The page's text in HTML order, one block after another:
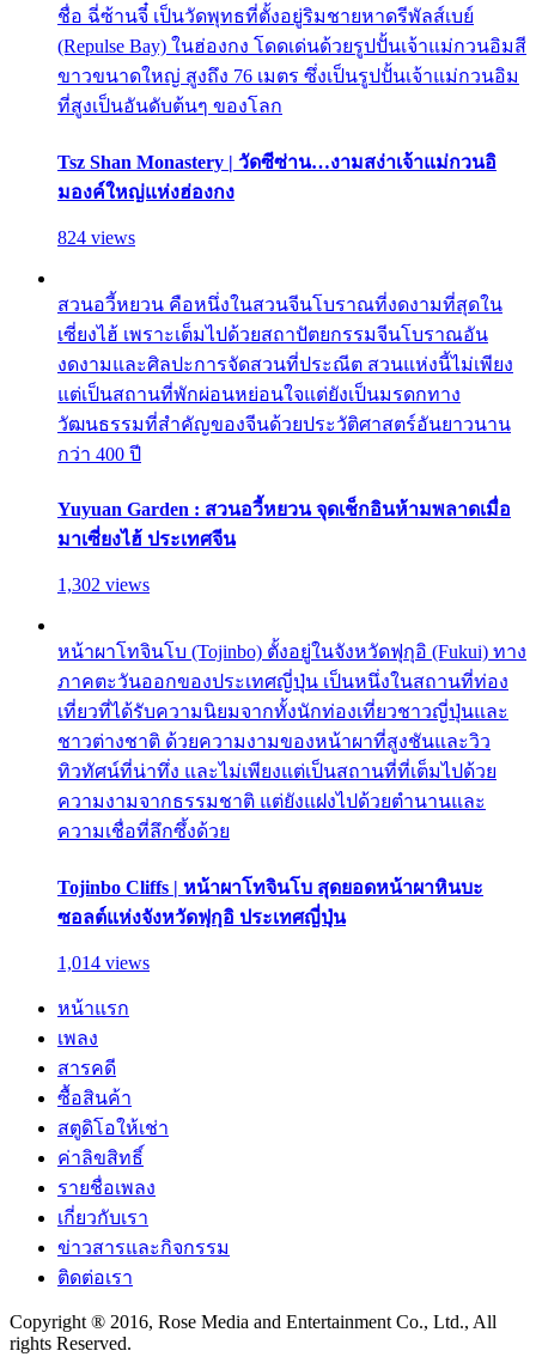
ชื่อ ฉี่ซ้านจี๋ เป็นวัดพุทธที่ตั้งอยู่ริมชายหาดรีพัลส์เบย์
(Repulse Bay) ในฮ่องกง โดดเด่นด้วยรูปปั้นเจ้าแม่กวนอิมสี
ขาวขนาดใหญ่ สูงถึง 76 เมตร ซึ่งเป็นรูปปั้นเจ้าแม่กวนอิม
ที่สูงเป็นอันดับต้นๆ ของโลก
Tsz Shan Monastery | วัดซีซ่าน…งามสง่าเจ้าแม่กวนอิ
มองค์ใหญ่แห่งฮ่องกง
824 views
สวนอวี้หยวน คือหนึ่งในสวนจีนโบราณที่งดงามที่สุดใน
เซี่ยงไฮ้ เพราะเต็มไปด้วยสถาปัตยกรรมจีนโบราณอัน
งดงามและศิลปะการจัดสวนที่ประณีต สวนแห่งนี้ไม่เพียง
แต่เป็นสถานที่พักผ่อนหย่อนใจแต่ยังเป็นมรดกทาง
วัฒนธรรมที่สำคัญของจีนด้วยประวัติศาสตร์อันยาวนาน
กว่า 400 ปี
Yuyuan Garden : สวนอวี้หยวน จุดเช็กอินห้ามพลาดเมื่อ
มาเซี่ยงไฮ้ ประเทศจีน
1,302 views
หน้าผาโทจินโบ (Tojinbo) ตั้งอยู่ในจังหวัดฟุกุอิ (Fukui) ทาง
ภาคตะวันออกของประเทศญี่ปุ่น เป็นหนึ่งในสถานที่ท่อง
เที่ยวที่ได้รับความนิยมจากทั้งนักท่องเที่ยวชาวญี่ปุ่นและ
ชาวต่างชาติ ด้วยความงามของหน้าผาที่สูงชันและวิว
ทิวทัศน์ที่น่าทึ่ง และไม่เพียงแต่เป็นสถานที่ที่เต็มไปด้วย
ความงามจากธรรมชาติ แต่ยังแฝงไปด้วยตำนานและ
ความเชื่อที่ลึกซึ้งด้วย
Tojinbo Cliffs | หน้าผาโทจินโบ สุดยอดหน้าผาหินบะ
ซอลต์แห่งจังหวัดฟุกุอิ ประเทศญี่ปุ่น
1,014 views
หน้าแรก
เพลง
สารคดี
ซื้อสินค้า
สตูดิโอให้เช่า
ค่าลิขสิทธิ์
รายชื่อเพลง
เกี่ยวกับเรา
ข่าวสารและกิจกรรม
ติดต่อเรา
Copyright ® 2016, Rose Media and Entertainment Co., Ltd., All
rights Reserved.